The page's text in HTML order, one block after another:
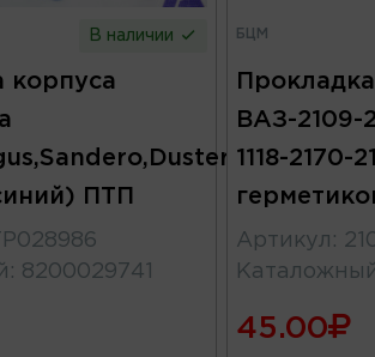
В наличии
корпуса
ПТП
: 8200029741
БЦМ
ВАЗ-2109-
1118-2170-
Артикул :
45.00